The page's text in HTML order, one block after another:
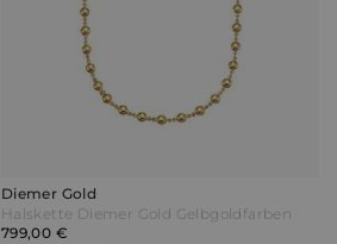
Diemer Gold
Halskette Diemer Gold Gelbgoldfarben
799,00 €